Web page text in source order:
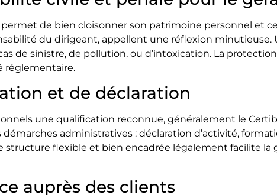
de bien cloisonner son patrimoine personnel et
du dirigeant, appellent une réflexion
de sinistre, de pollution, ou d’intoxication. La
réglementaire.
et de déclaration
une qualification reconnue, généralement le
administratives : déclaration d’activité,
structure flexible et bien encadrée légalement facilite
auprès des clients